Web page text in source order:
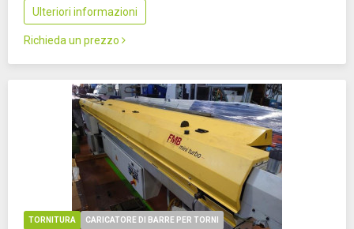
Ulteriori informazioni
Richieda un prezzo
TORNITURA CARICATORE DI BARRE PER TORNI